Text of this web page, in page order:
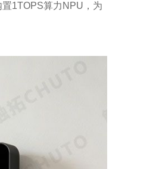
1TOPS算力NPU，为